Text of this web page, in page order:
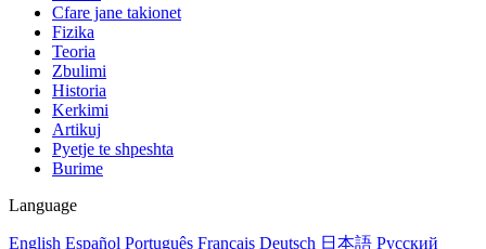
Cfare jane takionet
Fizika
Teoria
Zbulimi
Historia
Kerkimi
Artikuj
Pyetje te shpeshta
Burime
Language
English Español Português Français Deutsch 日本語 Русский